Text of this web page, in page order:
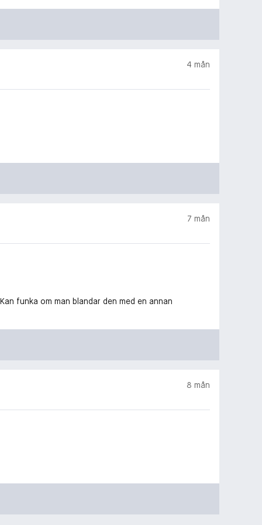
4 mån
7 mån
funka om man blandar den med en annan
8 mån